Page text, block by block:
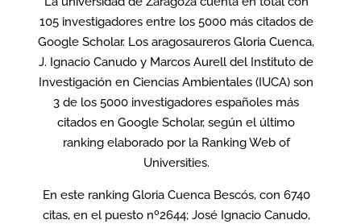
105 investigadores entre los 5000 más citados de
Google Scholar. Los aragosaureros Gloria Cuenca,
J. Ignacio Canudo y Marcos Aurell del Instituto de
Investigación en Ciencias Ambientales (IUCA) son
3 de los 5000 investigadores españoles más
citados en Google Scholar, según el último
ranking elaborado por la Ranking Web of
Universities.
En este ranking Gloria Cuenca Bescós, con 6740
citas, en el puesto nº2644; José Ignacio Canudo,